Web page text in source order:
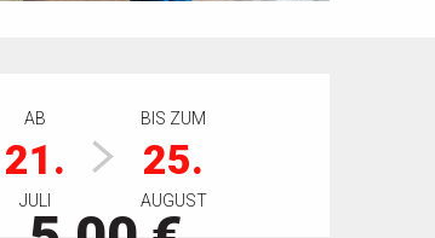
AB
21.
JULI
BIS ZUM
25.
AUGUST